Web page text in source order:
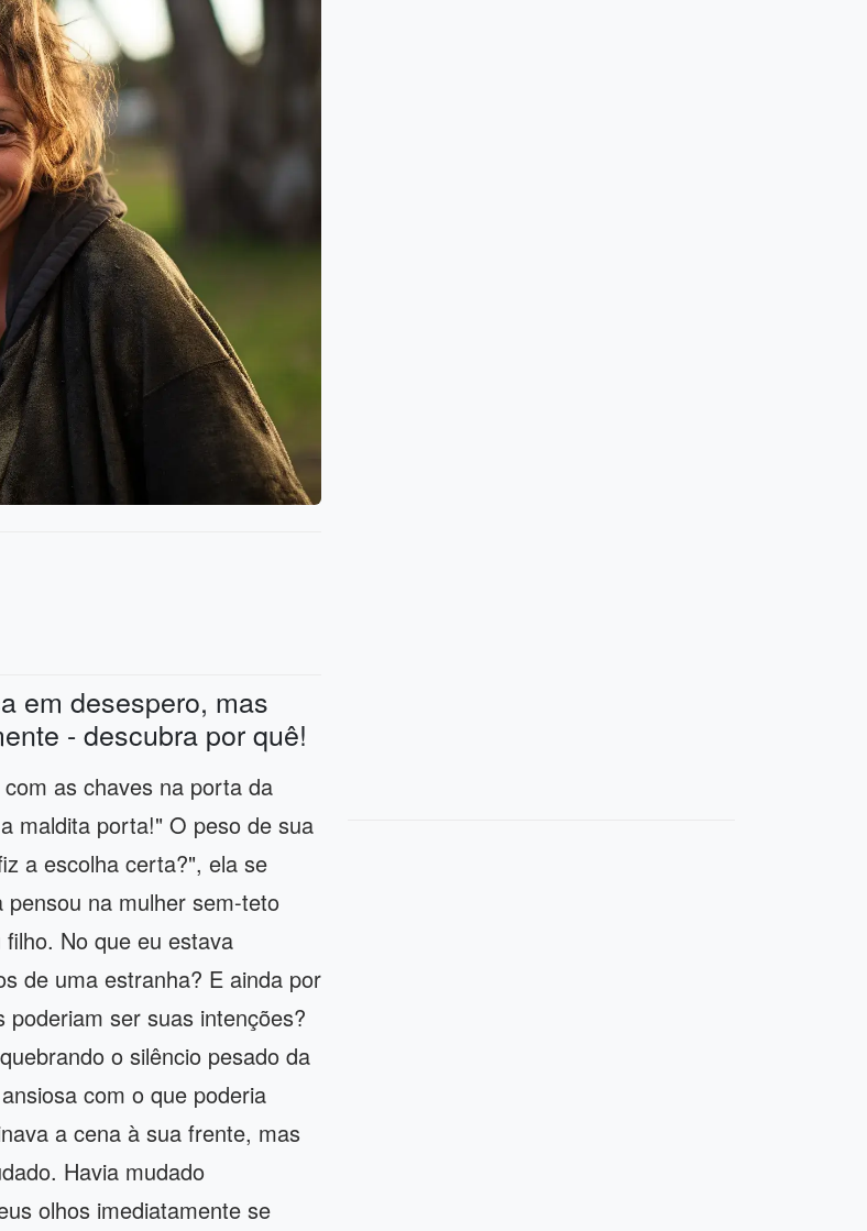
em desespero, mas
- descubra por quê!
as chaves na porta da
maldita porta!" O peso de sua
a escolha certa?", ela se
na mulher sem-teto
No que eu estava
de uma estranha? E ainda por
ser suas intenções?
o silêncio pesado da
com o que poderia
a cena à sua frente, mas
Havia mudado
olhos imediatamente se